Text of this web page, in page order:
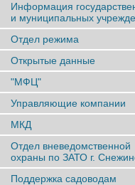
Информация
и муниципальных
Отдел режима
Открытые данные
"МФЦ"
Управляющие компании
МКД
Отдел вневедомственной
охраны по ЗАТО г.
Поддержка садоводам